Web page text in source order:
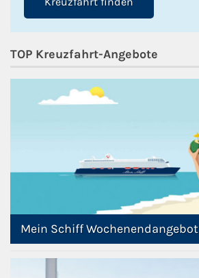
TOP Kreuzfahrt-Angebote
Mein Schiff Wochenendangebot